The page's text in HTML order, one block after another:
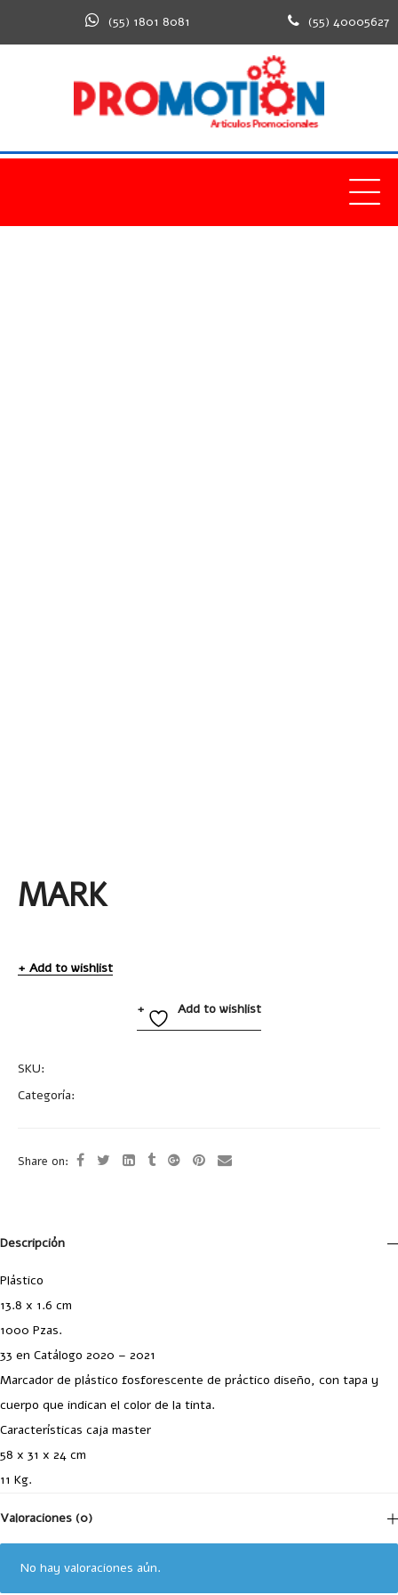
(55) 1801 8081 (55) 40005627
MARK
Add to wishlist
Add to wishlist
SKU:
Categoría:
Share on:
Descripción
Plástico
13.8 x 1.6 cm
1000 Pzas.
33 en Catálogo 2020 – 2021
Marcador de plástico fosforescente de práctico diseño, con tapa y
cuerpo que indican el color de la tinta.
Características caja master
58 x 31 x 24 cm
11 Kg.
Valoraciones (0)
No hay valoraciones aún.